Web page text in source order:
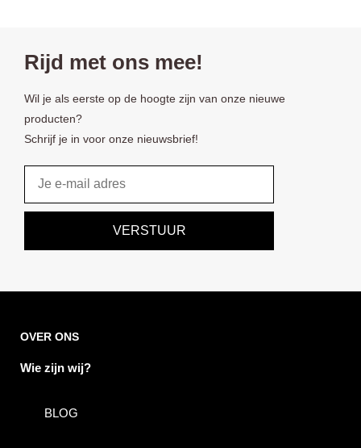
Rijd met ons mee!
Wil je als eerste op de hoogte zijn van onze nieuwe
producten?
Schrijf je in voor onze nieuwsbrief!
VERSTUUR
OVER ONS
Wie zijn wij?
BLOG